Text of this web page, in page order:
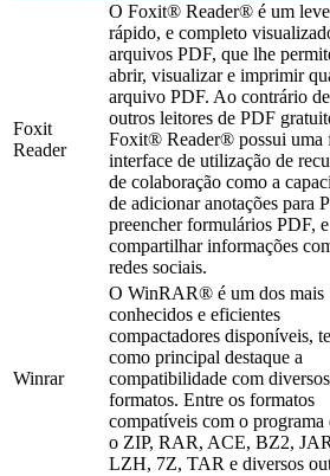
Foxit
Reader
O Foxit® Reader® é um
rápido, e completo
arquivos PDF, que lhe
abrir, visualizar e imprimir
arquivo PDF. Ao contrário de
outros leitores de PDF
Foxit® Reader® possui uma
interface de utilização de
de colaboração como a
de adicionar anotações para
preencher formulários PDF, e
compartilhar informações
redes sociais.
Winrar
O WinRAR® é um dos mais
conhecidos e eficientes
compactadores disponíveis,
como principal destaque a
compatibilidade com diversos
formatos. Entre os formatos
compatíveis com o programa
o ZIP, RAR, ACE, BZ2,
LZH, 7Z, TAR e diversos